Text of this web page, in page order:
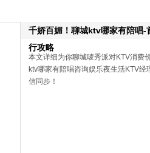
千娇百媚！聊城ktv哪家有陪唱-
行攻略
本文详细为你聊城唛秀派对KTV消费
ktv哪家有陪唱咨询娱乐夜生活KTV
信同步！